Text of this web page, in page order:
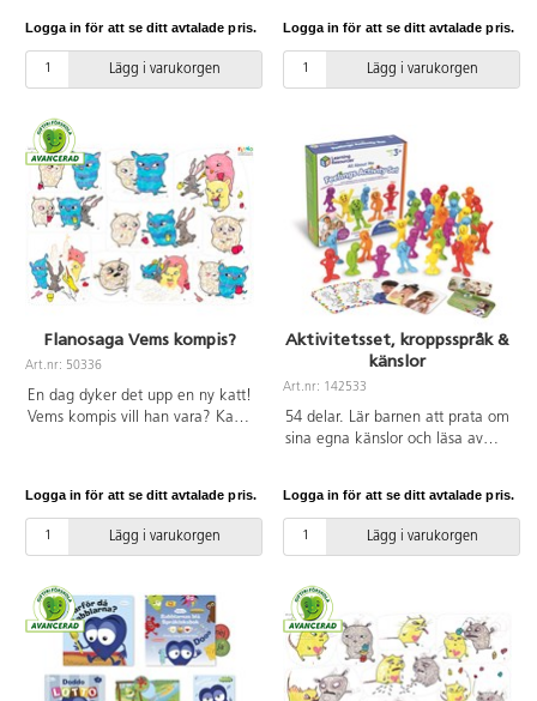
gnugga på en av stenarna har de
lättare att fokusera på uppgiften
framför sig. PVC-fri. Från 2 år.
Logga in för att se ditt avtalade pris.
Lägg i varukorgen
kan se. Milla är Alfons bästa
kompis. Mått ca 16 cm. 100 %
polyester. PVC-fri.
Logga in för att se ditt avtalade pris.
Lägg i varukorgen
Flanosaga Vems kompis?
Art.nr: 50336
En dag dyker det upp en ny katt!
Vems kompis vill han vara? Kan
och starka känslor. Färdigtryckta
flanobilder. Svensk sagotext
ingår. Av FSC-märkt papper.
Logga in för att se ditt avtalade pris.
Lägg i varukorgen
Aktivitetsset, kroppsspråk &
känslor
Art.nr: 142533
54 delar. Lär barnen att prata om
sina egna känslor och läsa av
och 18 aktivitetskort ingår. När
man inte pratar om känslor kan
man istället sortera och matcha
Figurerna är tillverkade av PVC,
utan förbjudna ftalater. Från 3 år.
Logga in för att se ditt avtalade pris.
Lägg i varukorgen